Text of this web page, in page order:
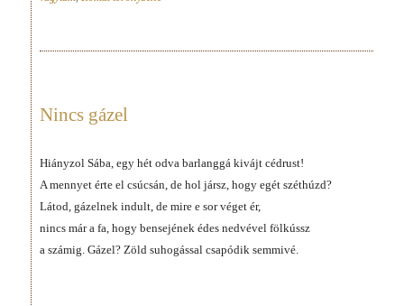
Nincs gázel
Hiányzol Sába, egy hét odva barlanggá kivájt cédrust!
A mennyet érte el csúcsán, de hol jársz, hogy egét széthúzd?
Látod, gázelnek indult, de mire e sor véget ér,
nincs már a fa, hogy bensejének édes nedvével fölkússz
a számig. Gázel? Zöld suhogással csapódik semmivé.